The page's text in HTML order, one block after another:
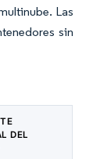
Las
sin
DEL